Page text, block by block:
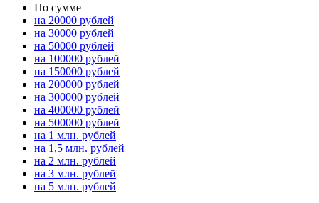
По сумме
на 20000 рублей
на 30000 рублей
на 50000 рублей
на 100000 рублей
на 150000 рублей
на 200000 рублей
на 300000 рублей
на 400000 рублей
на 500000 рублей
на 1 млн. рублей
на 1,5 млн. рублей
на 2 млн. рублей
на 3 млн. рублей
на 5 млн. рублей